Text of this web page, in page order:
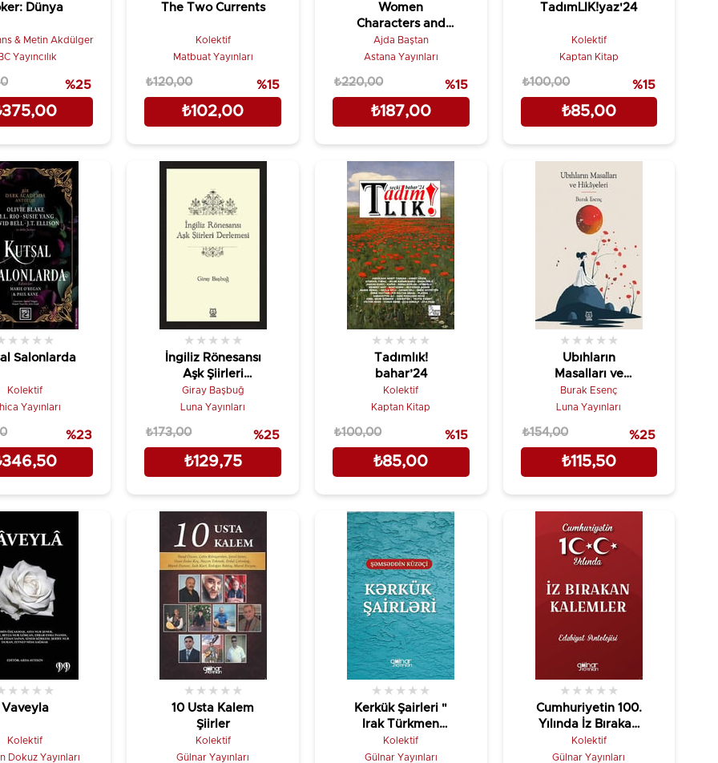
Dünya
& Metin Akdülger
Yayıncılık
%25
The Two Currents
Kolektif
Matbuat Yayınları
₺102,00
₺120,00 %15
Women
Characters and
Writers in
Contemporary
Ajda Baştan
Astana Yayınları
₺187,00
₺220,00 %15
TadımLIK!yaz'24
Kolektif
Kaptan Kitap
₺85,00
₺100,00 %15
Salonlarda
★ ★ ★ ★
Kolektif
Yayınları
%23
İngiliz Rönesansı
Aşk Şiirleri
Derlemesi
★ ★ ★ ★ ★
Giray Başbuğ
Luna Yayınları
₺129,75
₺173,00 %25
Tadımlık!
bahar’24
★ ★ ★ ★ ★
Kolektif
Kaptan Kitap
₺85,00
₺100,00 %15
Ubıhların
Masalları ve
Hikayeleri
★ ★ ★ ★ ★
Burak Esenç
Luna Yayınları
₺115,50
₺154,00 %25
Vaveyla
★ ★ ★ ★
Kolektif
Dokuz Yayınları
10 Usta Kalem
Şiirler
★ ★ ★ ★ ★
Kolektif
Gülnar Yayınları
Kerkük Şairleri "
Irak Türkmen
Şairleri"
★ ★ ★ ★ ★
Kolektif
Gülnar Yayınları
Cumhuriyetin 100.
Yılında İz Bırakan
Kalemler
Edebiyat
★ ★ ★ ★ ★
Kolektif
Gülnar Yayınları